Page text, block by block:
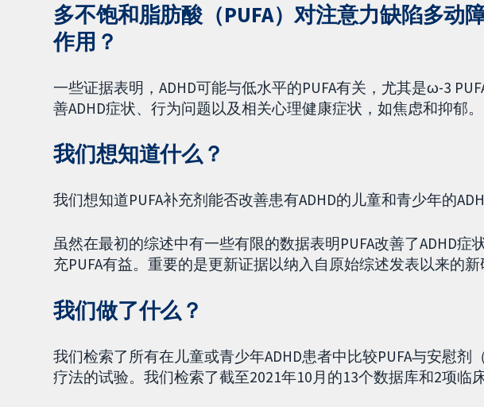
多不饱和脂肪酸（PUFA）对注意力缺陷多动
作用？
一些证据表明，ADHD可能与低水平的PUFA有关，尤其是ω-3
善ADHD症状、行为问题以及相关心理健康症状，如焦虑和抑郁。
我们想知道什么？
我们想知道PUFA补充剂能否改善患有ADHD的儿童和青少年的
虽然在最初的综述中有一些有限的数据表明PUFA改善了ADHD
充PUFA有益。重要的是更新证据以纳入自原始综述发表以来的新
我们做了什么？
我们检索了所有在儿童或青少年ADHD患者中比较PUFA与安慰剂
疗法的试验。我们检索了截至2021年10月的13个数据库和2项临床